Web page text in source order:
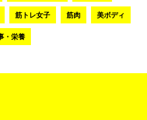
筋トレ女子 筋肉 美ボディ
・栄養